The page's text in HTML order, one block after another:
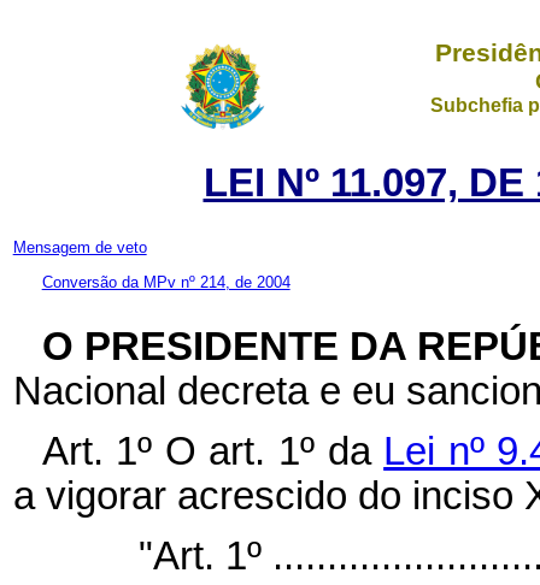
Subchefia
LEI Nº 11.097,
Mensagem de veto
Conversão da MPv nº 214, de 2004
O PRESIDENTE DA
Nacional decreta e eu
Art. 1º O art. 1º da Lei nº
a vigorar acrescido do inciso
"Art. 1º